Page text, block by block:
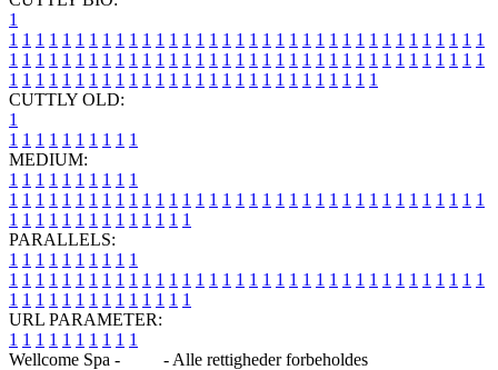
1
1 1 1 1 1 1 1 1 1 1 1 1 1 1 1 1 1 1 1 1 1 1 1 1 1 1 1 1 1 1 1 1 1 1 1 1
1 1 1 1 1 1 1 1 1 1 1 1 1 1 1 1 1 1 1 1 1 1 1 1 1 1 1 1 1 1 1 1 1 1 1 1
1 1 1 1 1 1 1 1 1 1 1 1 1 1 1 1 1 1 1 1 1 1 1 1 1 1 1 1
CUTTLY OLD:
1
1 1 1 1 1 1 1 1 1 1
MEDIUM:
1 1 1 1 1 1 1 1 1 1
1 1 1 1 1 1 1 1 1 1 1 1 1 1 1 1 1 1 1 1 1 1 1 1 1 1 1 1 1 1 1 1 1 1 1 1
1 1 1 1 1 1 1 1 1 1 1 1 1 1
PARALLELS:
1 1 1 1 1 1 1 1 1 1
1 1 1 1 1 1 1 1 1 1 1 1 1 1 1 1 1 1 1 1 1 1 1 1 1 1 1 1 1 1 1 1 1 1 1 1
1 1 1 1 1 1 1 1 1 1 1 1 1 1
URL PARAMETER:
1 1 1 1 1 1 1 1 1 1
Wellcome Spa -
- Alle rettigheder forbeholdes